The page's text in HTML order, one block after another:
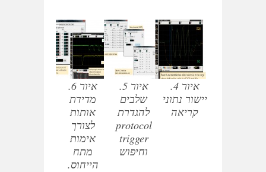
איור 4.
יישור נתוני
קריאה
איור 5.
שלבים
להגדרת
protocol
trigger
וחיפוש
איור 6.
מדידת
אותות
לצורך
אימות
מתח
הייחוס.